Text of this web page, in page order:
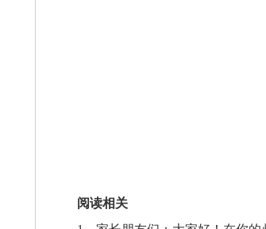
阅读相关